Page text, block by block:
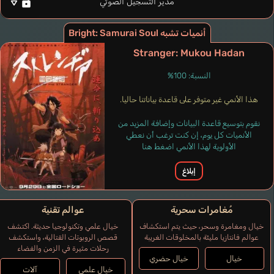
Chihaya
Sakamoto Maaya
أنميات تشبه Bright: Samurai Soul
Stranger: Mukou Hadan
النسبة: 100%
هذا الأنمي غير متوفر على قاعدة بياناتنا حاليا.
نقوم بتوسيع قاعدة البيانات وإضافة المزيد من
الأنميات كل يوم، إن كنت ترغب أن نعطي
الأولوية لهذا الأنمي اضغط هنا
إبلاغ
مُغامرات سحرية
خيال ومغامرة وسحر، حيث يتم استكشاف
عوالم فانتازيا مليئة بالمخلوقات الغريبة
خيال خيال حضري
عوالم تقنية
خيال علمي وتكنولوجيا حديثة. اكتشف
قصص الروبوتات القتالية، واستكشف
رحلات مثيرة في الزمن والفضاء
خيال علمي آلات